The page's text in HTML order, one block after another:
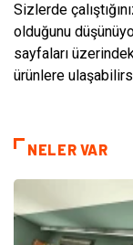
Sizlerde
olduğunu
sayfaları
ürünlere
NELER VAR